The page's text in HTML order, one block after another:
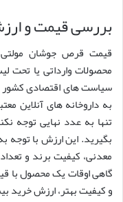
بررسی قیمت و
قیمت قرص جوشان مولتی
محصولات وارداتی یا تحت
سیاست های اقتصادی کشور
به داروخانه های آنلاین
تنها به عدد نهایی توجه
بگیرید. این ارزش با توجه
معدنی، کیفیت برند و
گاهی اوقات یک محصول با
و کیفیت بهتر، ارزش خرید